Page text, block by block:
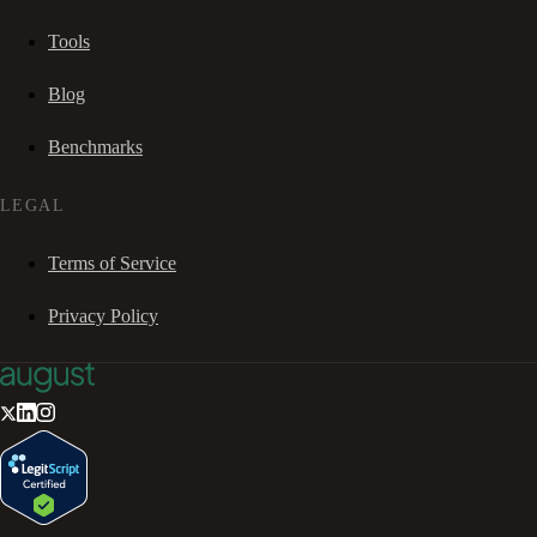
Tools
Blog
Benchmarks
LEGAL
Terms of Service
Privacy Policy